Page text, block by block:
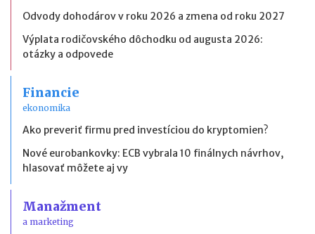
Odvody dohodárov v roku 2026 a zmena od roku 2027
Výplata rodičovského dôchodku od augusta 2026:
otázky a odpovede
Financie
ekonomika
Ako preveriť firmu pred investíciou do kryptomien?
Nové eurobankovky: ECB vybrala 10 finálnych návrhov,
hlasovať môžete aj vy
Manažment
a marketing